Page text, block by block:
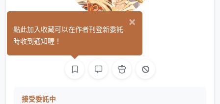
淚星 (0)
接受委託中
×
點此加入收藏可以在作者刊登新委託
時收到通知喔！